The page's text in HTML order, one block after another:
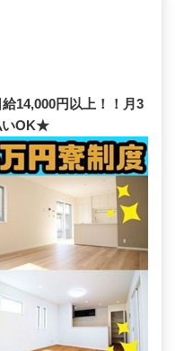
14,000円以上！！月3
いOK★